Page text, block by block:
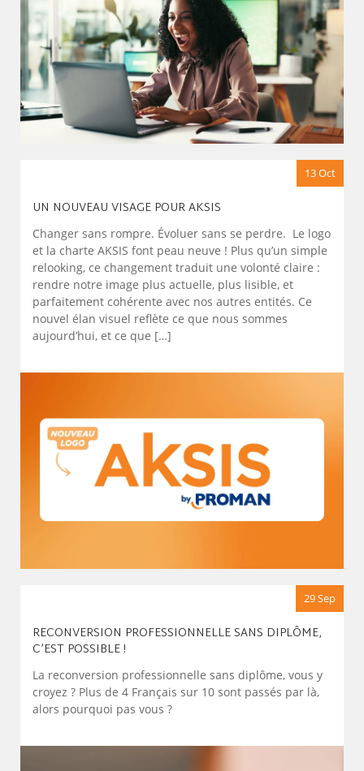
13 Oct
UN NOUVEAU VISAGE POUR AKSIS
Changer sans rompre. Évoluer sans se perdre. Le logo
et la charte AKSIS font peau neuve ! Plus qu’un simple
relooking, ce changement traduit une volonté claire :
rendre notre image plus actuelle, plus lisible, et
parfaitement cohérente avec nos autres entités. Ce
nouvel élan visuel reflète ce que nous sommes
aujourd’hui, et ce que […]
29 Sep
RECONVERSION PROFESSIONNELLE SANS DIPLÔME,
C’EST POSSIBLE !
La reconversion professionnelle sans diplôme, vous y
croyez ? Plus de 4 Français sur 10 sont passés par là,
alors pourquoi pas vous ?